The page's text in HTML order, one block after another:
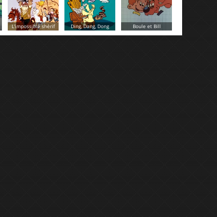
Ding, Dang, Dong Boule et Bill
La vallée des
dinosaures